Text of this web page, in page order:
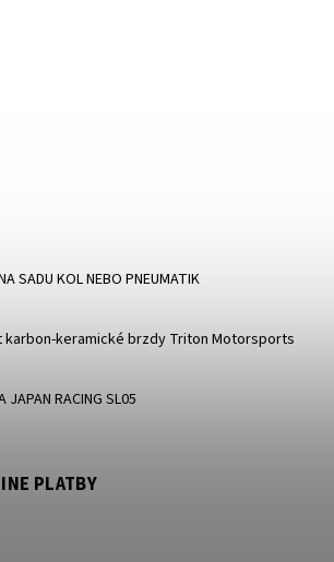
SADU KOL NEBO PNEUMATIK
karbon-keramické brzdy Triton Motorsports
JAPAN RACING SL05
PLATBY